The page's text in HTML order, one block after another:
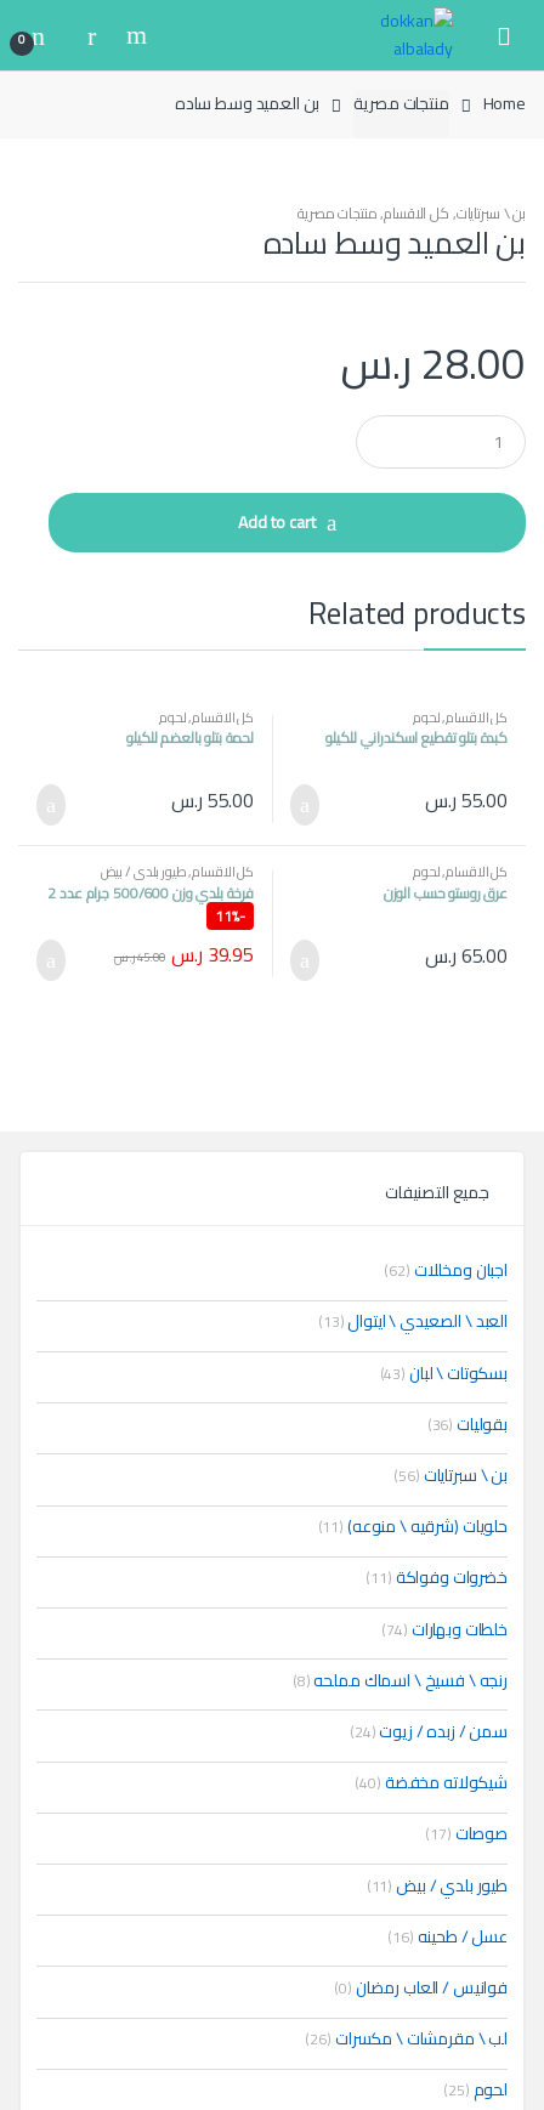
navigation
content
0
Home منتجات مصرية بن العميد وسط ساده
بن \ سبرتايات,كل الاقسام,منتجات مصرية
بن العميد وسط ساده
28.00ر.س
Q
u
a
t
i
Add to cart
Related products
كل الاقسام,لحوم
كبدة بتلو تقطيع اسكندراني للكيلو
55.00ر.س
كل الاقسام,لحوم
لحمة بتلو بالعضم للكيلو
55.00ر.س
كل الاقسام,لحوم
عرق روستو حسب الوزن
65.00ر.س
كل الاقسام,طيور بلدي / بيض
فرخة بلدي وزن 500/600 جرام عدد 2
-
11%
39.95 ر.س 45.00ر.س
جميع التصنيفات
اجبان ومخللات(62)
العبد \ الصعيدي \ ايتوال(13)
بسكوتات \ لبان(43)
بقوليات(36)
بن \ سبرتايات(56)
حلويات (شرقيه \ منوعه)(11)
خضروات وفواكة(11)
خلطات وبهارات(74)
رنجه \ فسيخ \ اسماك مملحه(8)
سمن / زبده / زيوت(24)
شيكولاته مخفضة(40)
صوصات(17)
طيور بلدي / بيض(11)
عسل / طحينه(16)
فوانيس / العاب رمضان(0)
لب \ مقرمشات \ مكسرات(26)
لحوم(25)